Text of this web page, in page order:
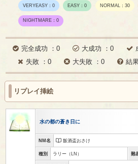
VERYEASY：0 EASY：0 NORMAL：30
NIGHTMARE：0
完全成功 ：0 大成功 ：0
失敗 ：0
大失敗 ：0 結
リプレイ挿絵
水の都の蒼き日に
NM名 飯酒盃おさけ
種別 ラリー （LN） 難